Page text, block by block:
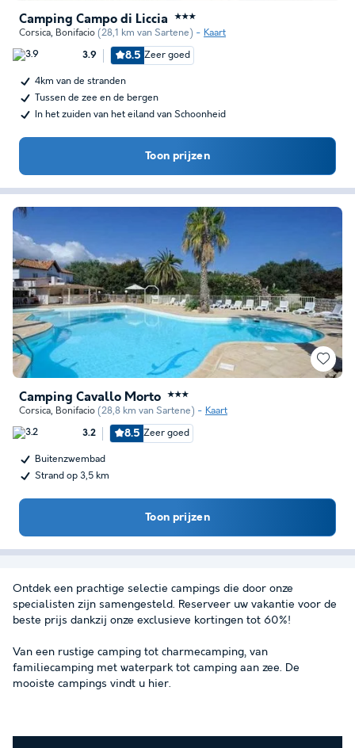
Camping Campo di Liccia ★★★
Corsica, Bonifacio (28,1 km van Sartene) Kaart
3.9 8.5 Zeer goed
4km van de stranden
Tussen de zee en de bergen
In het zuiden van het eiland van Schoonheid
Toon prijzen
Camping Cavallo Morto ★★★
Corsica, Bonifacio (28,8 km van Sartene) Kaart
3.2 8.5 Zeer goed
Buitenzwembad
Strand op 3,5 km
Toon prijzen
Ontdek een prachtige selectie campings die door onze
specialisten zijn samengesteld. Reserveer uw vakantie voor de
beste prijs dankzij onze exclusieve kortingen tot 60%!
Van een rustige camping tot charmecamping, van
familiecamping met waterpark tot camping aan zee. De
mooiste campings vindt u hier.